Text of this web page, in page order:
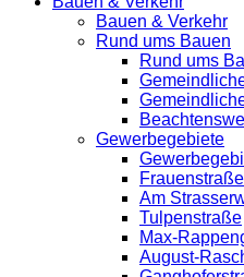
Bauen & Verkehr
Rund ums Bauen
Rund ums
Gewerbegebiete
Frauenstraße
Am
Tulpenstraße
Max-
August-